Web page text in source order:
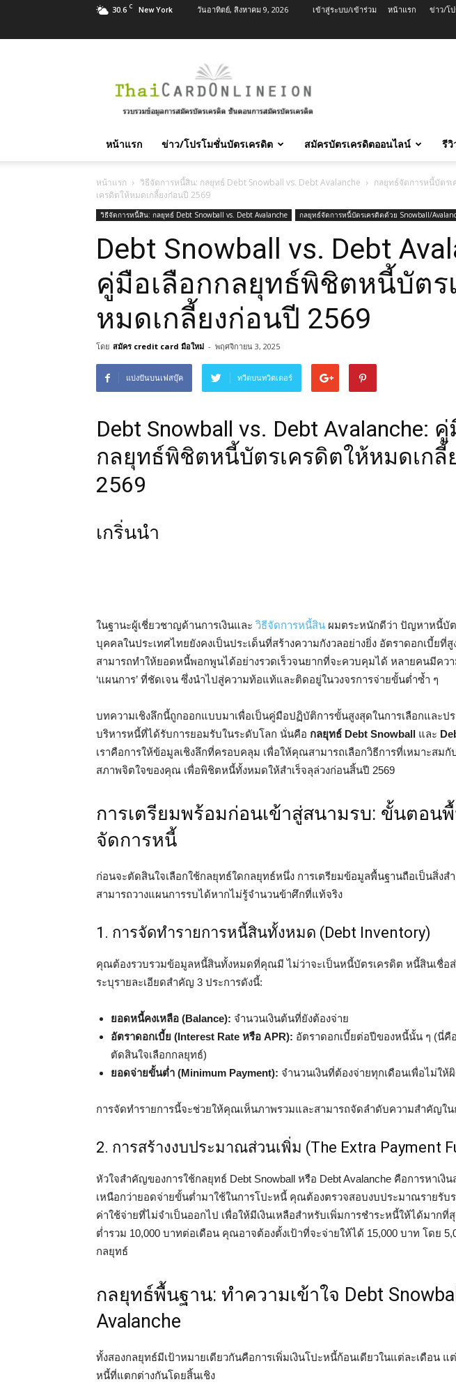
30.6 C New York วันอาทิตย์, สิงหาคม 9, 2026 เข้าสู่ระบบ/เข้าร่วม หน้าแรก ข่าว/โ
เครดิต
บัตร
เงินสด
เชื่อ
บุคคล
ทุก
อนุมัติ
เร็ว
ฟรี
หน้าแรก ข่าว/โปรโมชั่นบัตรเครดิต สมัครบัตรเครดิตออนไลน์ รีวิ
หน้าแรก วิธีจัดการหนี้สิน: กลยุทธ์ Debt Snowball vs. Debt Avalanche กลยุทธ์จัดการหนี้บัตร
เครดิตให้หมดเกลี้ยงก่อนปี 2569
วิธีจัดการหนี้สิน: กลยุทธ์ Debt Snowball vs. Debt Avalanche กลยุทธ์จัดการหนี้บัตรเครดิตด้วย Snowball/
Debt Snowball vs. Debt
คู่มือเลือกกลยุทธ์พิชิตหนี้บัตร
หมดเกลี้ยงก่อนปี 2569
โดย สมัคร credit card มือใหม่ - พฤศจิกายน 3, 2025
แบ่งปันบนเฟสบุ๊ค ทวีตบนทวิตเตอร์
Debt Snowball vs. Debt Avalanche:
กลยุทธ์พิชิตหนี้บัตรเครดิตให้หมดเกลี้
2569
เกริ่นนำ
ในฐานะผู้เชี่ยวชาญด้านการเงินและ วิธีจัดการหนี้สิน ผมตระหนักดีว่า ปัญหาหนี้บั
บุคคลในประเทศไทยยังคงเป็นประเด็นที่สร้างความกังวลอย่างยิ่ง อัตราดอกเบี้ยที่
สามารถทำให้ยอดหนี้พอกพูนได้อย่างรวดเร็วจนยากที่จะควบคุมได้ หลายคนมีคว
‘แผนการ’ ที่ชัดเจน ซึ่งนำไปสู่ความท้อแท้และติดอยู่ในวงจรการจ่ายขั้นต่ำซ้ำ ๆ
บทความเชิงลึกนี้ถูกออกแบบมาเพื่อเป็นคู่มือปฏิบัติการขั้นสูงสุดในการเลือกและป
บริหารหนี้ที่ได้รับการยอมรับในระดับโลก นั่นคือ กลยุทธ์ Debt Snowball และ
เราคือการให้ข้อมูลเชิงลึกที่ครอบคลุม เพื่อให้คุณสามารถเลือกวิธีการที่เหมาะสม
สภาพจิตใจของคุณ เพื่อพิชิตหนี้ทั้งหมดให้สำเร็จลุล่วงก่อนสิ้นปี 2569
การเตรียมพร้อมก่อนเข้าสู่สนามรบ: ขั้นตอน
จัดการหนี้
ก่อนจะตัดสินใจเลือกใช้กลยุทธ์ใดกลยุทธ์หนึ่ง การเตรียมข้อมูลพื้นฐานถือเป็นสิ่ง
สามารถวางแผนการรบได้หากไม่รู้จำนวนข้าศึกที่แท้จริง
1. การจัดทำรายการหนี้สินทั้งหมด (Debt Inventory)
คุณต้องรวบรวมข้อมูลหนี้สินทั้งหมดที่คุณมี ไม่ว่าจะเป็นหนี้บัตรเครดิต หนี้สินเชื่อ
ระบุรายละเอียดสำคัญ 3 ประการดังนี้:
ยอดหนี้คงเหลือ (Balance): จำนวนเงินต้นที่ยังต้องจ่าย
อัตราดอกเบี้ย (Interest Rate หรือ APR): อัตราดอกเบี้ยต่อปีของหนี้นั้น ๆ (นี่คื
ตัดสินใจเลือกกลยุทธ์)
ยอดจ่ายขั้นต่ำ (Minimum Payment): จำนวนเงินที่ต้องจ่ายทุกเดือนเพื่อไม่ให้
การจัดทำรายการนี้จะช่วยให้คุณเห็นภาพรวมและสามารถจัดลำดับความสำคัญใ
2. การสร้างงบประมาณส่วนเพิ่ม (The Extra Payment
หัวใจสำคัญของการใช้กลยุทธ์ Debt Snowball หรือ Debt Avalanche คือการหาเงิ
เหนือกว่ายอดจ่ายขั้นต่ำมาใช้ในการโปะหนี้ คุณต้องตรวจสอบงบประมาณรายรับ
ค่าใช้จ่ายที่ไม่จำเป็นออกไป เพื่อให้มีเงินเหลือสำหรับเพิ่มการชำระหนี้ให้ได้มาก
ต่ำรวม 10,000 บาทต่อเดือน คุณอาจต้องตั้งเป้าที่จะจ่ายให้ได้ 15,000 บาท โดย
กลยุทธ์
กลยุทธ์พื้นฐาน: ทำความเข้าใจ Debt
Avalanche
ทั้งสองกลยุทธ์มีเป้าหมายเดียวกันคือการเพิ่มเงินโปะหนี้ก้อนเดียวในแต่ละเดือน แ
หนี้ที่แตกต่างกันโดยสิ้นเชิง